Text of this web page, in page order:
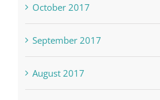
October 2017
September 2017
August 2017